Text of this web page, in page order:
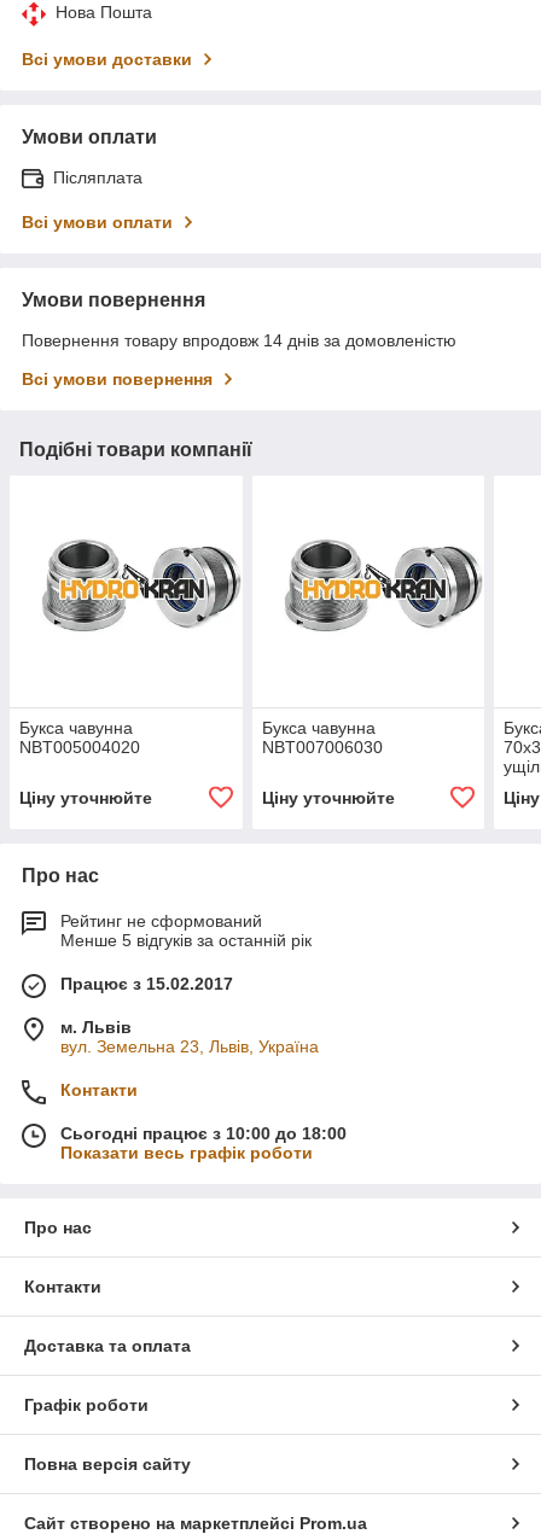
Нова Пошта
Всі умови доставки
Умови оплати
Післяплата
Всі умови оплати
Умови повернення
Повернення товару впродовж 14 днів за домовленістю
Всі умови повернення
Подібні товари компанії
Букса чавунна
NBT005004020
Ціну уточнюйте
Букса чавунна
NBT007006030
Ціну уточнюйте
Про нас
Рейтинг не сформований
Менше 5 відгуків за останній рік
Працює з 15.02.2017
м. Львів
вул. Земельна 23, Львів, Україна
Контакти
Сьогодні працює з 10:00 до 18:00
Показати весь графік роботи
Про нас
Контакти
Доставка та оплата
Графік роботи
Повна версія сайту
Сайт створено на маркетплейсі Prom.ua